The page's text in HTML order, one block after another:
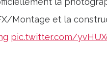
Montage et la
pic.twitter.com/